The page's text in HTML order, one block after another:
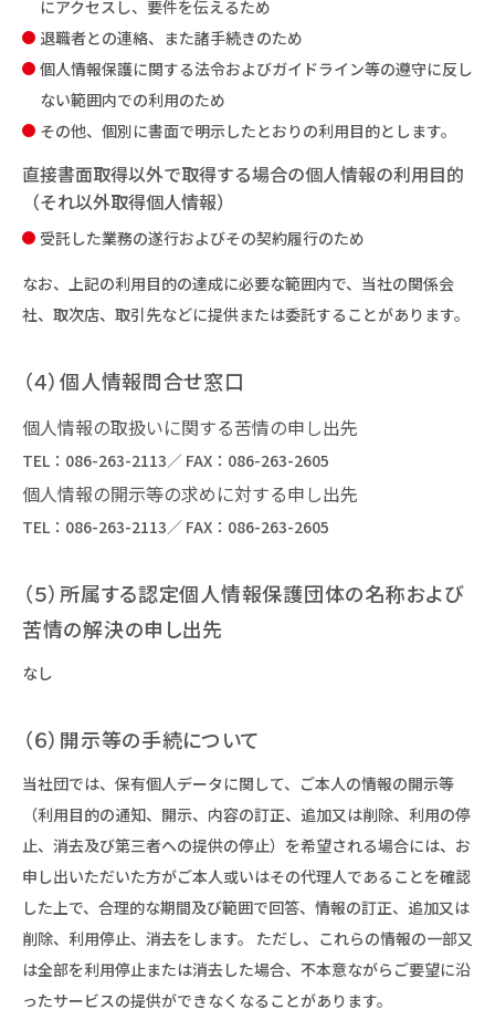
にアクセスし、要件を伝えるため
退職者との連絡、また諸手続きのため
個人情報保護に関する法令およびガイドライン等の遵守に反し
ない範囲内での利用のため
その他、個別に書面で明示したとおりの利用目的とします。
直接書面取得以外で取得する場合の個人情報の利用目的
（それ以外取得個人情報）
受託した業務の遂行およびその契約履行のため
なお、上記の利用目的の達成に必要な範囲内で、当社の関係会
社、取次店、取引先などに提供または委託することがあります。
（４）個人情報問合せ窓口
個人情報の取扱いに関する苦情の申し出先
TEL： 086-263-2113／ FAX：086-263-2605
個人情報の開示等の求めに対する申し出先
TEL： 086-263-2113／ FAX：086-263-2605
（５）所属する認定個人情報保護団体の名称および
苦情の解決の申し出先
なし
（６）開示等の手続について
当社団では、保有個人データに関して、ご本人の情報の開示等
（利用目的の通知、開示、内容の訂正、追加又は削除、利用の停
止、消去及び第三者への提供の停止）を希望される場合には、お
申し出いただいた方がご本人或いはその代理人であることを確認
した上で、合理的な期間及び範囲で回答、情報の訂正、追加又は
削除、利用停止、消去をします。 ただし、これらの情報の一部又
は全部を利用停止または消去した場合、不本意ながらご要望に沿
ったサービスの提供ができなくなることがあります。